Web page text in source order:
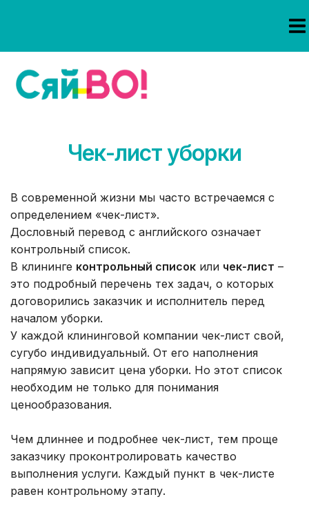
Чек-лист уборки
В современной жизни мы часто встречаемся с
определением «чек-лист».
Дословный перевод с английского означает
контрольный список.
В клининге контрольный список или чек-лист –
это подробный перечень тех задач, о которых
договорились заказчик и исполнитель перед
началом уборки.
У каждой клининговой компании чек-лист свой,
сугубо индивидуальный. От его наполнения
напрямую зависит цена уборки. Но этот список
необходим не только для понимания
ценообразования.
Чем длиннее и подробнее чек-лист, тем проще
заказчику проконтролировать качество
выполнения услуги. Каждый пункт в чек-листе
равен контрольному этапу.